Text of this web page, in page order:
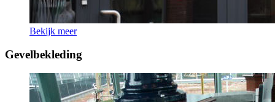
Bekijk meer
Gevelbekleding